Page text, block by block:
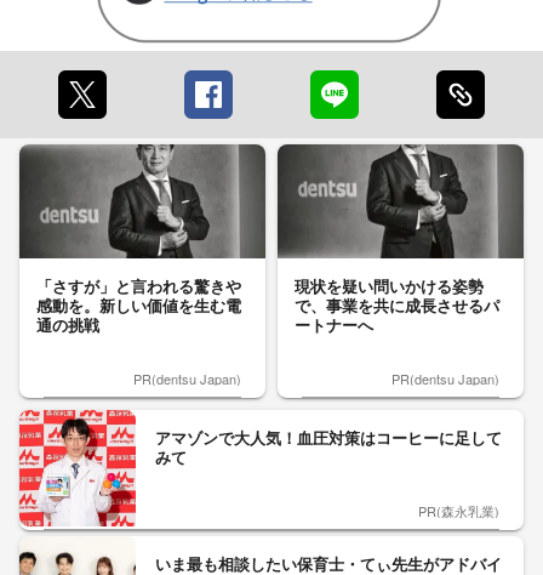
「さすが」と言われる驚きや
感動を。新しい価値を生む電
通の挑戦
PR(dentsu Japan)
現状を疑い問いかける姿勢
で、事業を共に成長させるパ
ートナーへ
PR(dentsu Japan)
アマゾンで大人気！血圧対策はコーヒーに足して
みて
PR(森永乳業)
いま最も相談したい保育士・てぃ先生がアドバイ